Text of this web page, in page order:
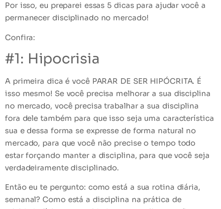
Por isso, eu preparei essas 5 dicas para ajudar você a
permanecer disciplinado no mercado!
Confira:
#1: Hipocrisia
A primeira dica é você PARAR DE SER HIPÓCRITA. É
isso mesmo! Se você precisa melhorar a sua disciplina
no mercado, você precisa trabalhar a sua disciplina
fora dele também para que isso seja uma característica
sua e dessa forma se expresse de forma natural no
mercado, para que você não precise o tempo todo
estar forçando manter a disciplina, para que você seja
verdadeiramente disciplinado.
Então eu te pergunto: como está a sua rotina diária,
semanal? Como está a disciplina na prática de